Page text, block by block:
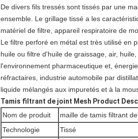
De divers fils tressés sont tissés par une
ensemble. Le grillage tissé a les
matériel de filtre, appareil respiratoire de
Le filtre perforé en métal est très utilisé en
huile ou filtre d'huile de graissage, air,
l'environnement pharmaceutique et,
réfractaires, industrie automobile par
liquide mélangés aux impuretés et à la
Tamis filtrant de joint Mesh Product
Nom de produit
maille de tamis filtrant
Technologie
Tissé